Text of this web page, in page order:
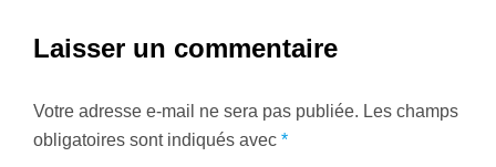
Laisser un commentaire
Votre adresse e-mail ne sera pas publiée. Les champs
obligatoires sont indiqués avec *